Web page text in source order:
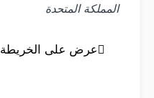
المملكة المتحدة
عرض على الخريطة